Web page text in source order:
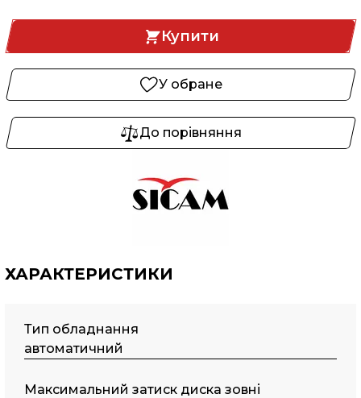
Купити
У обране
До порівняння
ХАРАКТЕРИСТИКИ
Тип обладнання
автоматичний
Maкcимaльний затиск диска зовні